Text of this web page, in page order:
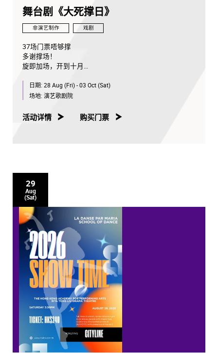
舞台剧《大死撑日》
非演艺制作 戏剧
37场门票唔够撑
多谢撑场！
旋即加场，开到十月
加场门票6月3号早上10点Cityline静静鸡开卖
林日曦作品年度癫丧舞台剧
（含粤曲元素 非传统大戏）
领衔主演：毛舜筠、林日曦
联合主演：白只、杨伟伦、胡丽英
导演、编剧：林日曦
26年8月28日起 香港演艺学院歌剧院呀~~~笃撑！
加场门票 6月3日（星期三）早上10点起
Cityline 正式开卖呀~~~笃笃撑！
重要须知
此节目只适合愿意遵守所有场地规则、抱有观剧常识、
不会在演出期间发出任何声音或作出任何行为骚扰其他观
众的6岁或以上有礼貌人士观看。
如有违反任何规则或观剧常识，不论其年龄，
主办单位或场地有权要求相关人士及其陪同者立即离场，
日期: 28 Aug (Fri) - 03 Oct (Sat)
场地: 演艺歌剧院
活动详情 购买门票
29
Aug
(Sat)